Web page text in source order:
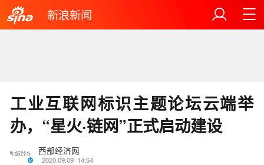
新浪新闻
工业互联网标识主题论坛云端举
办，“星火·链网”正式启动建设
西部经济网
2020.09.09 14:54